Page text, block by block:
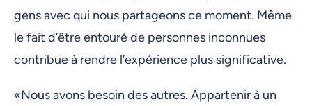
gens avec qui nous partageons ce moment. Même
le fait d’être entouré de personnes inconnues
contribue à rendre l’expérience plus significative.
«Nous avons besoin des autres. Appartenir à un